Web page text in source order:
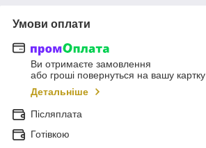
Умови оплати
Ви отримаєте замовлення
або гроші повернуться на вашу картку
Детальніше
Післяплата
Готівкою